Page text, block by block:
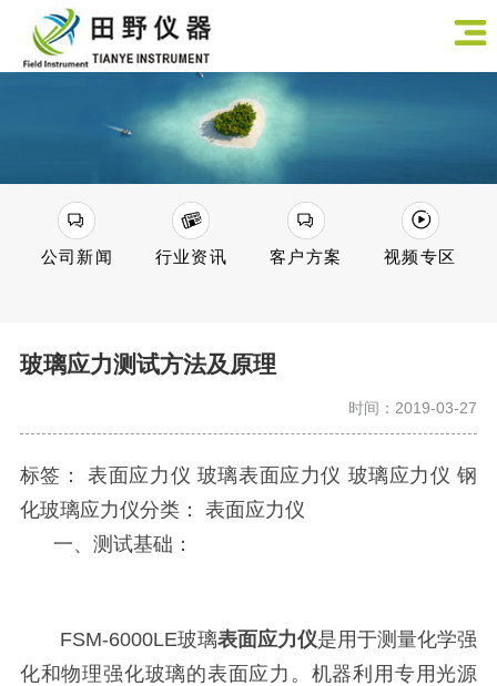
公司新闻 行业资讯 客户方案 视频专区
玻璃应力测试方法及原理
时间：2019-03-27
标签： 表面应力仪 玻璃表面应力仪 玻璃应力仪 钢
化玻璃应力仪分类： 表面应力仪
一、测试基础：
FSM-6000LE玻璃表面应力仪是用于测量化学强
化和物理强化玻璃的表面应力。机器利用专用光源